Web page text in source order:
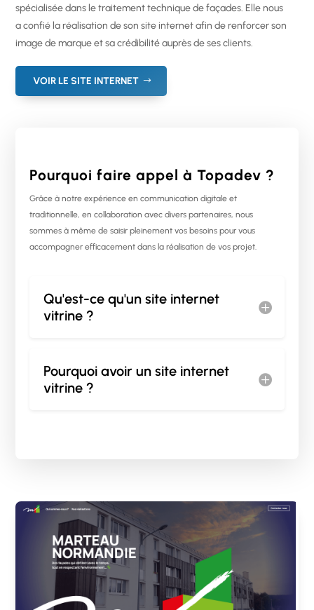
spécialisée dans le traitement technique de façades. Elle nous
a confié la réalisation de son site internet afin de renforcer son
image de marque et sa crédibilité auprès de ses clients.
VOIR LE SITE INTERNET
Pourquoi faire appel à Topadev ?
Grâce à notre expérience en communication digitale et
traditionnelle, en collaboration avec divers partenaires, nous
sommes à même de saisir pleinement vos besoins pour vous
accompagner efficacement dans la réalisation de vos projet.
Qu'est-ce qu'un site internet
vitrine ?
Pourquoi avoir un site internet
vitrine ?